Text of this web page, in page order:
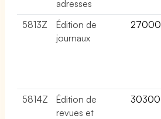
adresses
5813Z
Édition de
journaux
27000
5814Z
Édition de
revues et
30300